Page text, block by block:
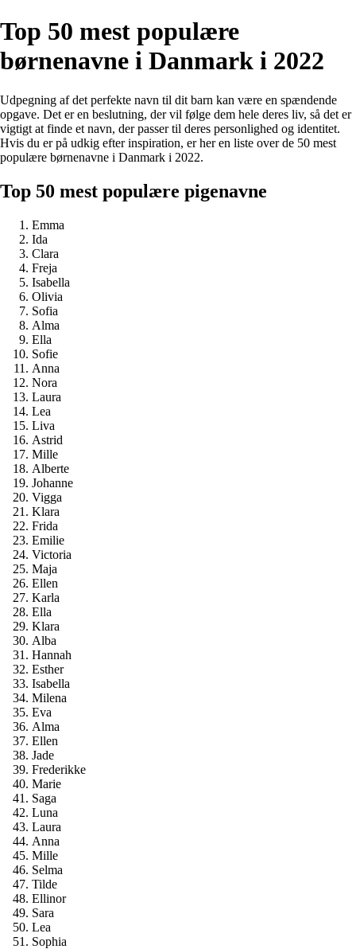
Top 50 mest populære
børnenavne i Danmark i 2022
Udpegning af det perfekte navn til dit barn kan være en spændende
opgave. Det er en beslutning, der vil følge dem hele deres liv, så det er
vigtigt at finde et navn, der passer til deres personlighed og identitet.
Hvis du er på udkig efter inspiration, er her en liste over de 50 mest
populære børnenavne i Danmark i 2022.
Top 50 mest populære pigenavne
Emma
Ida
Clara
Freja
Isabella
Olivia
Sofia
Alma
Ella
Sofie
Anna
Nora
Laura
Lea
Liva
Astrid
Mille
Alberte
Johanne
Vigga
Klara
Frida
Emilie
Victoria
Maja
Ellen
Karla
Ella
Klara
Alba
Hannah
Esther
Isabella
Milena
Eva
Alma
Ellen
Jade
Frederikke
Marie
Saga
Luna
Laura
Anna
Mille
Selma
Tilde
Ellinor
Sara
Lea
Sophia